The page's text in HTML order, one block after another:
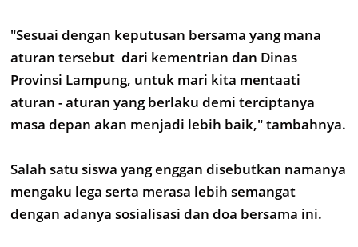
"Sesuai dengan keputusan bersama yang mana
aturan tersebut dari kementrian dan Dinas
Provinsi Lampung, untuk mari kita mentaati
aturan - aturan yang berlaku demi terciptanya
masa depan akan menjadi lebih baik," tambahnya.
Salah satu siswa yang enggan disebutkan namanya
mengaku lega serta merasa lebih semangat
dengan adanya sosialisasi dan doa bersama ini.